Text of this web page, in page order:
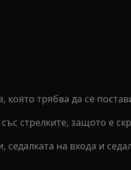
трябва да се
стрелките, защото е
седалката на входа и